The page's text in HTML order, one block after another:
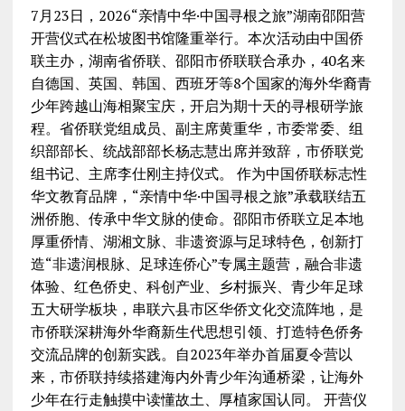
7月23日，2026“亲情中华·中国寻根之旅”湖南邵阳营
开营仪式在松坡图书馆隆重举行。本次活动由中国侨
联主办，湖南省侨联、邵阳市侨联联合承办，40名来
自德国、英国、韩国、西班牙等8个国家的海外华裔青
少年跨越山海相聚宝庆，开启为期十天的寻根研学旅
程。省侨联党组成员、副主席黄重华，市委常委、组
织部部长、统战部部长杨志慧出席并致辞，市侨联党
组书记、主席李仕刚主持仪式。 作为中国侨联标志性
华文教育品牌，“亲情中华·中国寻根之旅”承载联结五
洲侨胞、传承中华文脉的使命。邵阳市侨联立足本地
厚重侨情、湖湘文脉、非遗资源与足球特色，创新打
造“非遗润根脉、足球连侨心”专属主题营，融合非遗
体验、红色侨史、科创产业、乡村振兴、青少年足球
五大研学板块，串联六县市区华侨文化交流阵地，是
市侨联深耕海外华裔新生代思想引领、打造特色侨务
交流品牌的创新实践。自2023年举办首届夏令营以
来，市侨联持续搭建海内外青少年沟通桥梁，让海外
少年在行走触摸中读懂故土、厚植家国认同。 开营仪